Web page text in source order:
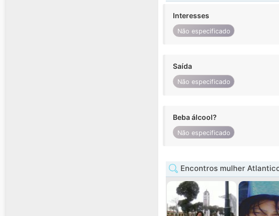
Interesses
Não especificado
Saída
Não especificado
Beba álcool?
Não especificado
Encontros mulher